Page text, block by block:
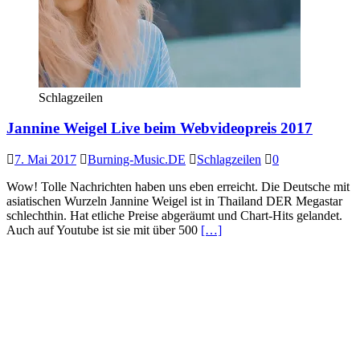
Schlagzeilen
Jannine Weigel Live beim Webvideopreis 2017
7. Mai 2017 Burning-Music.DE Schlagzeilen
0
Wow! Tolle Nachrichten haben uns eben erreicht. Die Deutsche mit
asiatischen Wurzeln Jannine Weigel ist in Thailand DER Megastar
schlechthin. Hat etliche Preise abgeräumt und Chart-Hits gelandet.
Auch auf Youtube ist sie mit über 500 […]